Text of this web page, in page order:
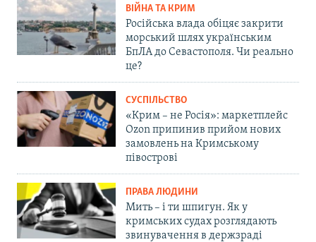
ВІЙНА ТА КРИМ
Російська влада обіцяє закрити
морський шлях українським
БпЛА до Севастополя. Чи реально
це?
СУСПІЛЬСТВО
«Крим – не Росія»: маркетплейс
Ozon припинив прийом нових
замовлень на Кримському
півострові
ПРАВА ЛЮДИНИ
Мить – і ти шпигун. Як у
кримських судах розглядають
звинувачення в держзраді